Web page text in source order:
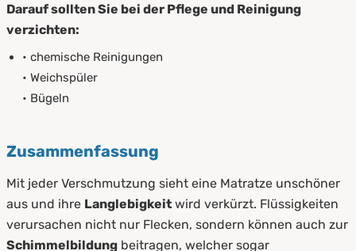
Darauf sollten Sie bei der Pflege und Reinigung
verzichten:
• chemische Reinigungen
• Weichspüler
• Bügeln
Zusammenfassung
Mit jeder Verschmutzung sieht eine Matratze unschöner
aus und ihre Langlebigkeit wird verkürzt. Flüssigkeiten
verursachen nicht nur Flecken, sondern können auch zur
Schimmelbildung beitragen, welcher sogar